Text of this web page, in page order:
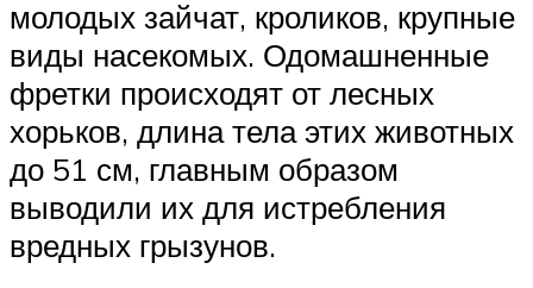
молодых зайчат, кроликов, крупные
виды насекомых. Одомашненные
фретки происходят от лесных
хорьков, длина тела этих животных
до 51 см, главным образом
выводили их для истребления
вредных грызунов.